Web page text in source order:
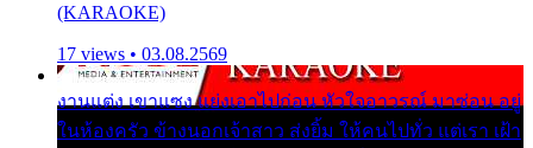
(KARAOKE)
17 views • 03.08.2569
งานแต่ง เขาแซง แย่งเอาไปก่อน หัวใจอาวรณ์ มาซ่อน อยู่
ในห้องครัว ข้างนอกเจ้าสาว ส่งยิ้ม ให้คนไปทั่ว แต่เรา เฝ้า